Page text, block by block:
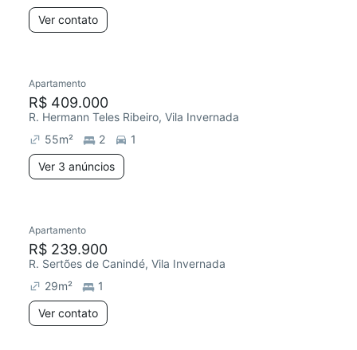
Ver contato
Apartamento
R$ 409.000
R. Hermann Teles Ribeiro, Vila Invernada
55m² 2
1
Ver 3 anúncios
Apartamento
R$ 239.900
R. Sertões de Canindé, Vila Invernada
29m²
1
Ver contato